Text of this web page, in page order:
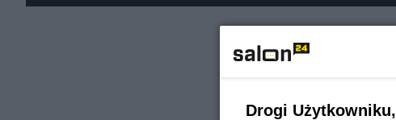
Drogi Użytkowniku,